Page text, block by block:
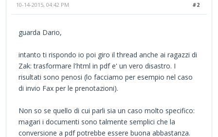
#2
10-14-2015, 04:42 PM
guarda Dario,
intanto ti rispondo io poi giro il thread anche ai ragazzi di
Zak: trasformare l'html in pdf e' un vero disastro. I
risultati sono penosi (lo facciamo per esempio nel caso
di invio Fax per le prenotazioni).
Non so se quello di cui parli sia un caso molto specifico:
magari i documenti sono talmente semplici che la
conversione a pdf potrebbe essere buona abbastanza.